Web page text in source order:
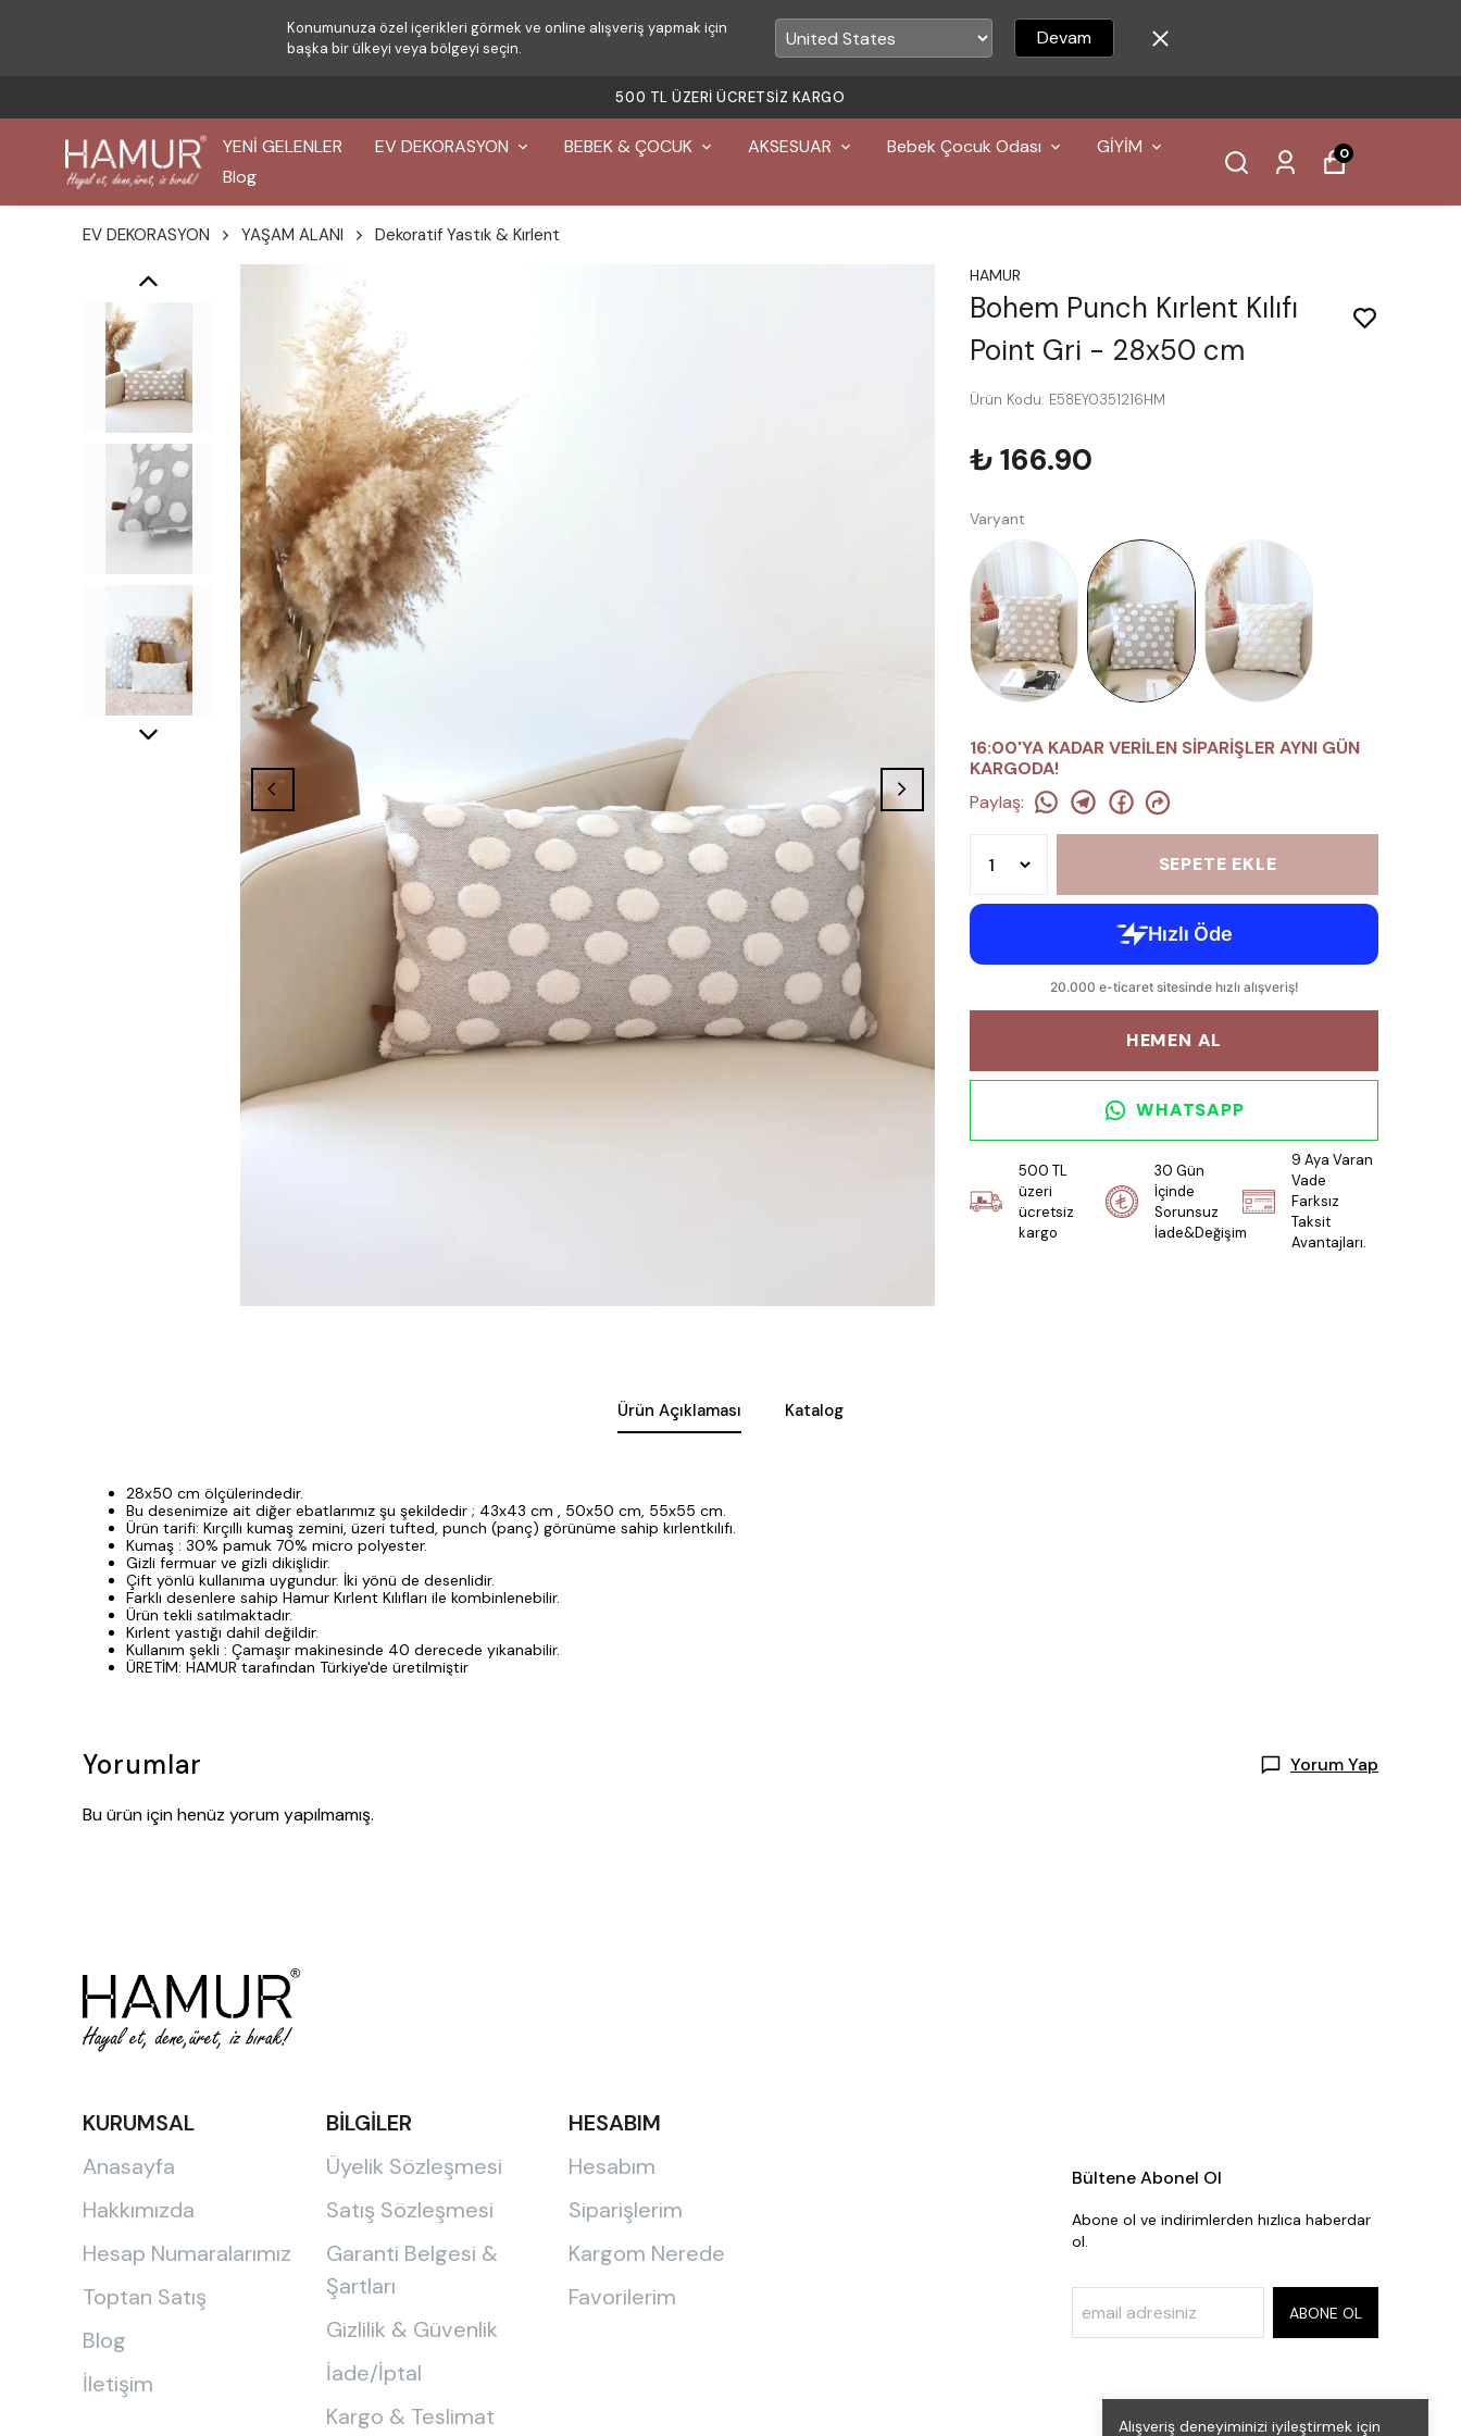
Konumunuza özel içerikleri görmek ve online alışveriş yapmak için
başka bir ülkeyi veya bölgeyi seçin.
Devam
YENİ GELENLER EV DEKORASYON BEBEK & ÇOCUK AKSESUAR Bebek Çocuk Odası
GİYİM
Blog
0
Alışveriş deneyiminizi iyileştirmek için
EV DEKORASYON YAŞAM ALANI Dekoratif Yastık & Kırlent
HAMUR
Bohem Punch Kırlent Kılıfı
Point Gri - 28x50 cm
Ürün Kodu: E58EY0351216HM
₺ 166.90
Varyant
16:00'YA KADAR VERİLEN SİPARİŞLER AYNI GÜN
KARGODA!
Paylaş:
SEPETE EKLE
HEMEN AL
WHATSAPP
500 TL
üzeri
ücretsiz
kargo
30 Gün
İçinde
Sorunsuz
İade&Değişim
9 Aya Varan
Vade
Farksız
Taksit
Avantajları.
Ürün Açıklaması Katalog
28x50 cm ölçülerindedir.
Bu desenimize ait diğer ebatlarımız şu şekildedir ; 43x43 cm , 50x50 cm, 55x55 cm.
Ürün tarifi: Kırçıllı kumaş zemini, üzeri tufted, punch (panç) görünüme sahip kırlentkılıfı.
Kumaş : 30% pamuk 70% micro polyester.
Gizli fermuar ve gizli dikişlidir.
Çift yönlü kullanıma uygundur. İki yönü de desenlidir.
Farklı desenlere sahip Hamur Kırlent Kılıfları ile kombinlenebilir.
Ürün tekli satılmaktadır.
Kırlent yastığı dahil değildir.
Kullanım şekli : Çamaşır makinesinde 40 derecede yıkanabilir.
ÜRETİM: HAMUR tarafından Türkiye'de üretilmiştir
Yorumlar Yorum Yap
Bu ürün için henüz yorum yapılmamış.
KURUMSAL
Anasayfa
Hakkımızda
Hesap Numaralarımız
Toptan Satış
Blog
İletişim
BİLGİLER
Üyelik Sözleşmesi
Satış Sözleşmesi
Garanti Belgesi &
Şartları
Gizlilik & Güvenlik
İade/İptal
Kargo & Teslimat
HESABIM
Hesabım
Siparişlerim
Kargom Nerede
Favorilerim
Bültene Abonel Ol
Abone ol ve indirimlerden hızlıca haberdar
ol.
ABONE OL